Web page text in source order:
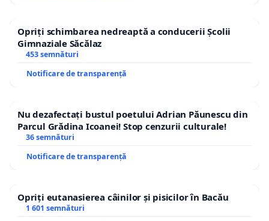
Opriți schimbarea nedreaptă a conducerii Școlii
Gimnaziale Săcălaz
453 semnături
Notificare de transparență
Nu dezafectați bustul poetului Adrian Păunescu din
Parcul Grădina Icoanei! Stop cenzurii culturale!
36 semnături
Notificare de transparență
Opriți eutanasierea câinilor și pisicilor în Bacău
1 601 semnături